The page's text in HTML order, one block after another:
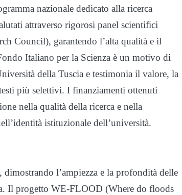
nazionale dedicato alla ricerca
attraverso rigorosi panel scientifici
Council), garantendo l’alta qualità e il
Italiano per la Scienza è un motivo di
della Tuscia e testimonia il valore, la
più selettivi. I finanziamenti ottenuti
nella qualità della ricerca e nella
istituzionale dell’università.
l’ampiezza e la profondità delle
Il progetto WE-FLOOD (Where do floods